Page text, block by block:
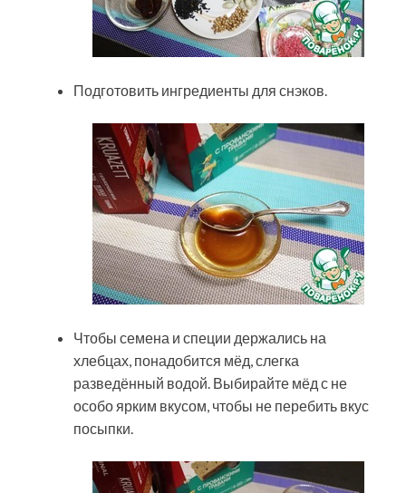
Подготовить ингредиенты для снэков.
Чтобы семена и специи держались на
хлебцах, понадобится мёд, слегка
разведённый водой. Выбирайте мёд с не
особо ярким вкусом, чтобы не перебить вкус
посыпки.